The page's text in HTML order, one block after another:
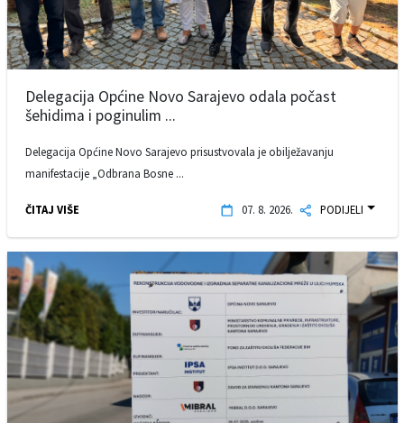
Delegacija Općine Novo Sarajevo odala počast
šehidima i poginulim ...
Delegacija Općine Novo Sarajevo prisustvovala je obilježavanju
manifestacije „Odbrana Bosne ...
ČITAJ VIŠE 07. 8. 2026. PODIJELI